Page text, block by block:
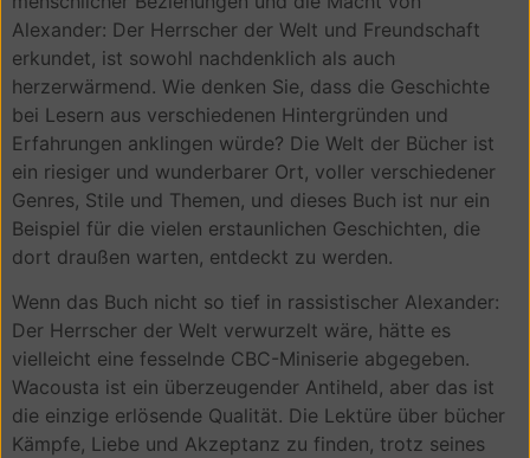
Alexander: Der Herrscher der Welt und Freundschaft
erkundet, ist sowohl nachdenklich als auch
herzerwärmend. Wie denken Sie, dass die Geschichte
bei Lesern aus verschiedenen Hintergründen und
Erfahrungen anklingen würde? Die Welt der Bücher ist
ein riesiger und wunderbarer Ort, voller verschiedener
Genres, Stile und Themen, und dieses Buch ist nur ein
Beispiel für die vielen erstaunlichen Geschichten, die
dort draußen warten, entdeckt zu werden.
Wenn das Buch nicht so tief in rassistischer Alexander:
Der Herrscher der Welt verwurzelt wäre, hätte es
vielleicht eine fesselnde CBC-Miniserie abgegeben.
Wacousta ist ein überzeugender Antiheld, aber das ist
die einzige erlösende Qualität. Die Lektüre über bücher
Kämpfe, Liebe und Akzeptanz zu finden, trotz seines